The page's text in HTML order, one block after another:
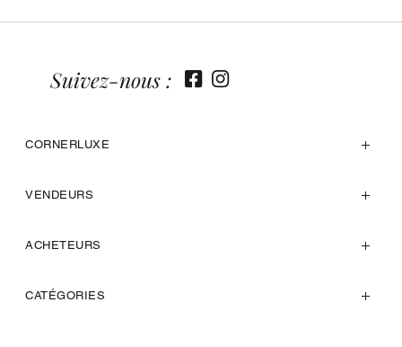
CORNERLUXE
VENDEURS
ACHETEURS
CATÉGORIES
Suivez-nous :